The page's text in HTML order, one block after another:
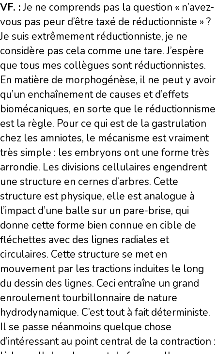
VF. :Je ne comprends pas la question « n’avez-
vous pas peur d’être taxé de réductionniste » ?
Je suis extrêmement réductionniste, je ne
considère pas cela comme une tare. J’espère
que tous mes collègues sont réductionnistes.
En matière de morphogénèse, il ne peut y avoir
qu’un enchaînement de causes et d’effets
biomécaniques, en sorte que le réductionnisme
est la règle. Pour ce qui est de la gastrulation
chez les amniotes, le mécanisme est vraiment
très simple : les embryons ont une forme très
arrondie. Les divisions cellulaires engendrent
une structure en cernes d’arbres. Cette
structure est physique, elle est analogue à
l’impact d’une balle sur un pare-brise, qui
donne cette forme bien connue en cible de
fléchettes avec des lignes radiales et
circulaires. Cette structure se met en
mouvement par les tractions induites le long
du dessin des lignes. Ceci entraîne un grand
enroulement tourbillonnaire de nature
hydrodynamique. C’est tout à fait déterministe.
Il se passe néanmoins quelque chose
d’intéressant au point central de la contraction :